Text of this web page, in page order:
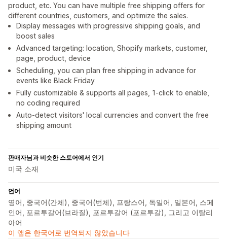
product, etc. You can have multiple free shipping offers for
different countries, customers, and optimize the sales.
Display messages with progressive shipping goals, and
boost sales
Advanced targeting: location, Shopify markets, customer,
page, product, device
Scheduling, you can plan free shipping in advance for
events like Black Friday
Fully customizable & supports all pages, 1-click to enable,
no coding required
Auto-detect visitors' local currencies and convert the free
shipping amount
판매자님과 비슷한 스토어에서 인기
미국 소재
언어
영어, 중국어(간체), 중국어(번체), 프랑스어, 독일어, 일본어, 스페
인어, 포르투갈어(브라질), 포르투갈어 (포르투갈), 그리고 이탈리
아어
이 앱은 한국어로 번역되지 않았습니다